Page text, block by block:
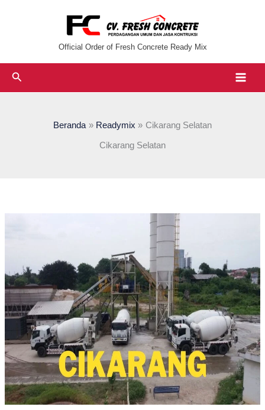
Official Order of Fresh Concrete Ready Mix
Cari
Beranda Readymix Cikarang Selatan
Cikarang Selatan